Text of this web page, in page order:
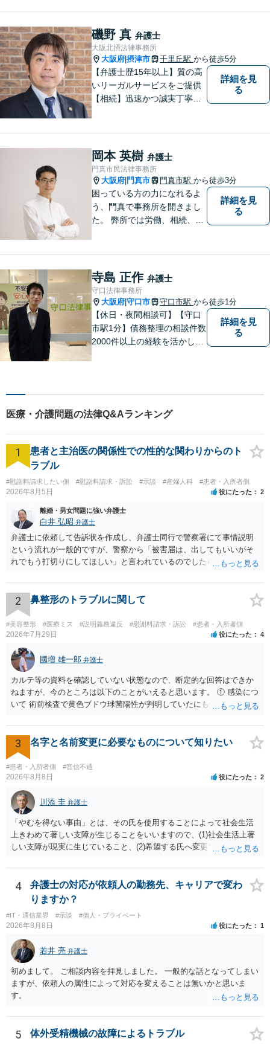
お困りごとがあれば、すぐに
ご相談を！
磯野 真 弁護士
大阪北摂法律事務所
大阪府 摂津市 千里丘駅 から徒歩5分
【弁護士歴15年以上】質の高
いリーガルサービスをご提供
【相続】迅速かつ誠実丁寧な
作成／企業間トラブル／問題
社員の対応など。顧問契約も
可【オンライン面談】【千里
丘駅5分】
詳細を見
る
岡本 英樹 弁護士
門真市民法律事務所
大阪府 門真市 門真市駅 から徒歩3分
困っている方の力になれるよ
う、門真で事務所を開きまし
た。 弊所では労働、相続、離
す。
詳細を見
る
寺島 正作 弁護士
守口法律事務所
大阪府 守口市 守口市駅 から徒歩1分
【休日・夜間相談可】【守口
市駅1分】債務整理の相談件数
2000件以上の経験を活かし、
頼者様が不安を抱かないよう
に、わかりやすく的確なアド
バイスを心がけております。
詳細を見
る
医療・介護問題の法律Q&Aランキング
1
患者と主治医の関係性での性的な関わりからのト
ラブル
#慰謝料請求したい側 #慰謝料請求・訴訟 #示談 #産婦人科 #患者・入所者側
2026年8月5日 役にたった 2
離婚・男女問題に強い弁護士
白井 弘昭 弁護士
弁護士に依頼して告訴状を作成し、弁護士同行で警察署にて事情説明
という流れが一般的ですが、警察から「被害届は、出してもいいがそ
れでもう打切りにしてほしい」と言われているのでしたら、あまり結
検察庁に訴えるのもありかもしれないですが、実際に捜査をするの
は、結局所轄だと思われますので、やはり結論は変わらないかもしれ
ないです。 一度、最寄りの「刑事に強い」とうたっている弁護士に相
談してみてはいかがでしょうか。 以上、ご参考まで。
2 鼻整形のトラブルに関して
#美容整形 #医療ミス #説明義務違反 #慰謝料請求・訴訟 #患者・入所者側
2026年7月29日 役にたった 4
國増 雄一郎 弁護士
カルテ等の資料を確認していない状態なので、断定的な回答はできか
ねますが、今のところは以下のことがいえると思います。 ① 感染につ
いて 術前検査で黄色ブドウ球菌陽性が判明していたにもかかわらず、
的な医療水準に照らして相当でないと判断された場合には、相手方の
過失が認められる可能性があります。 当時の標準的な医療水準につい
ては、リサーチの必要性があると思います。 ② 肋軟骨採取について
仮に左右でリスクが著しくことなるという事実が立証できるのであれ
ば、それに関する説明や選択の機会が与えられなかったことは、説明
義務違反にあたり、慰謝料が請求できる可能性があります。 ③ 鼻孔縁
挙上について 施術内容に「鼻孔緑挙上」が含まれる合意がある事実
と、それを相手方が勝手に取りやめた事実を立証できれば、債務不履
行責任を追及できる可能性があります。 また術中の変更可能性に関す
る事前の説明がなされていないのであれば、説明義務違反にあたり、
これについても損害賠償請求できる可能性があります。 詳しくは、術
緑挙上が含まれる合意がある事実を推認させる事実になると思われま
す。 ④当初の手術費用の返金や、他院での修正手術費用についても補
失又は債務不履行（他に過失又は債務不履行がある場合はそれも含
費用）との間に相当因果関係が認められる場合は、補償を求めること
は可能です。 以上です。 何かあればご連絡ください。
3 名字と名前変更に必要なものについて知りたい
#患者・入所者側 #音信不通
2026年8月8日 役にたった 2
川添 圭 弁護士
「やむを得ない事由」とは、その氏を使用することによって社会生活
上きわめて著しい支障が生じることをいいますので、(1)社会生活上著
しい支障が現実に生じていること、(2)希望する氏へ変更できればその
できるかどうかがポイントです。 記録中に現れた一切の事情が判断対
象ですので、上記(1)と(2)を説明できる資料は全て（ただし理路整然
に）提出することが必要になります。「フラッシュバック」とのこと
なので、例えば、医学上確立されているPTSDの診断基準に合致した説
明とそれに沿う資料の提出が必要になってくるように思います。 精神
的・心理的な理由の氏変更は様々な意味でハードルがかなり高く、弁
護士へ依頼しても苦労することが強く予想されるところです。、もし
本人申立てをお考えであれば、医学知識はもちろん法律知識も要求さ
れますので、性急な申立てをせず、知識と資料をしっかりと揃えて、
万全の体制で申立てに臨んだ方がよいと思われます。
4
弁護士の対応が依頼人の勤務先、キャリアで変わ
りますか？
#IT・通信業界 #示談 #個人・プライベート
2026年8月8日 役にたった 1
若井 亮 弁護士
初めまして。 ご相談内容を拝見しました。 一般的な話となってしまい
ますが、依頼人の属性によって対応を変えることは無いかと思いま
す。
5 体外受精機械の故障によるトラブル